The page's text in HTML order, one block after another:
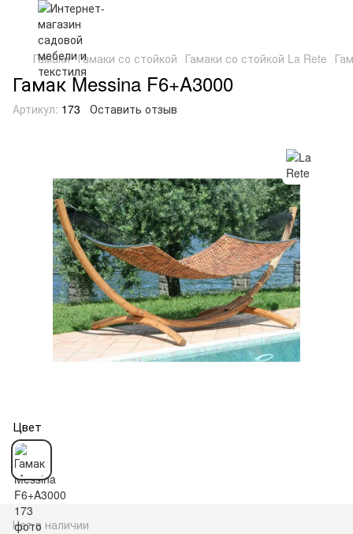
Гамаки Гамаки со стойкой Гамаки со стойкой La Rete
Гамак Messina F6+A3000
Артикул: 173 Оставить отзыв
Цвет
Нет в наличии